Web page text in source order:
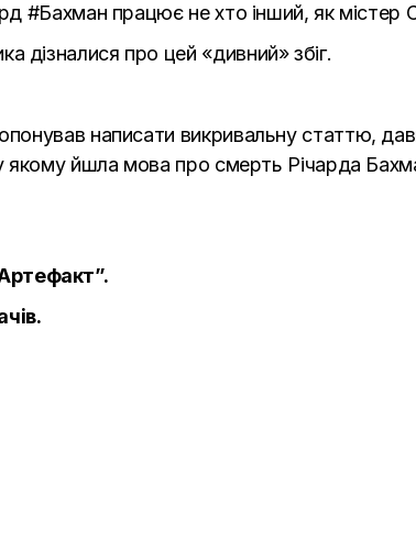
#Бахман працює не хто інший, як містер
дізналися про цей «дивний» збіг.
написати викривальну статтю,
якому йшла мова про смерть Річарда